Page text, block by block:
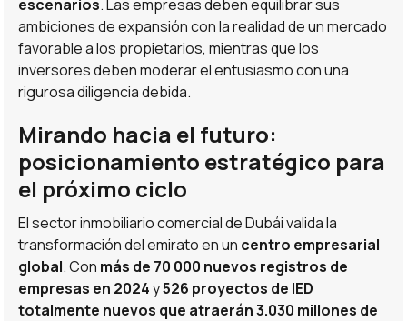
escenarios. Las empresas deben equilibrar sus
ambiciones de expansión con la realidad de un mercado
favorable a los propietarios, mientras que los
inversores deben moderar el entusiasmo con una
rigurosa diligencia debida.
Mirando hacia el futuro:
posicionamiento estratégico para
el próximo ciclo
El sector inmobiliario comercial de Dubái valida la
transformación del emirato en un centro empresarial
global. Con más de 70 000 nuevos registros de
empresas en 2024y526 proyectos de IED
totalmente nuevos que atraerán 3.030 millones de